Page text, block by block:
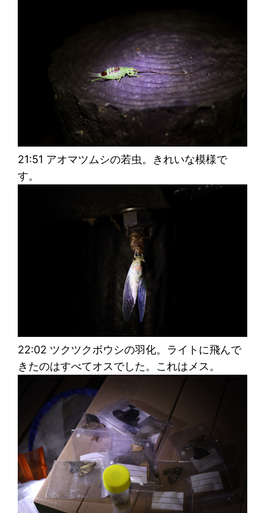
21:51 アオマツムシの若虫。きれいな模様で
す。
22:02 ツクツクボウシの羽化。ライトに飛んで
きたのはすべてオスでした。これはメス。